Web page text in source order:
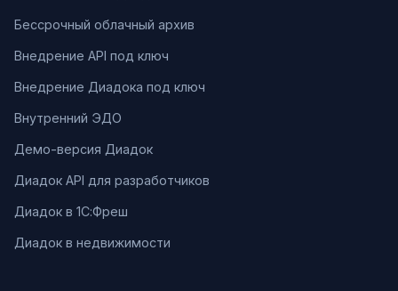
Бессрочный облачный архив
Внедрение API под ключ
Внедрение Диадока под ключ
Внутренний ЭДО
Демо-версия Диадок
Диадок API для разработчиков
Диадок в 1С:Фреш
Диадок в недвижимости